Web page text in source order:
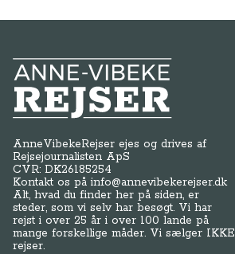
Anne-Vibeke Rejser
AnneVibekeRejser ejes og drives af
Rejsejournalisten ApS
CVR: DK26185254
Kontakt os påinfo@annevibekerejser.dk
Alt, hvad du finder her på siden, er
steder, som vi selv har besøgt. Vi har
rejst i over 25 år i over 100 lande på
mange forskellige måder. Vi sælger IKKE
rejser.